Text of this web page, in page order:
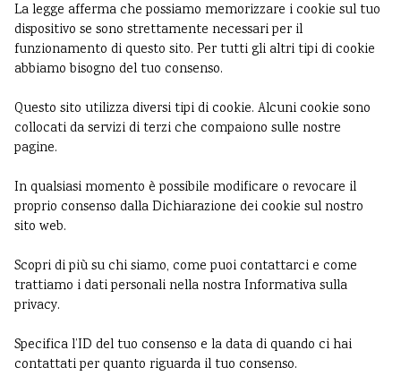
La legge afferma che possiamo memorizzare i cookie sul tuo
dispositivo se sono strettamente necessari per il
funzionamento di questo sito. Per tutti gli altri tipi di cookie
abbiamo bisogno del tuo consenso.
Questo sito utilizza diversi tipi di cookie. Alcuni cookie sono
collocati da servizi di terzi che compaiono sulle nostre
pagine.
In qualsiasi momento è possibile modificare o revocare il
proprio consenso dalla Dichiarazione dei cookie sul nostro
sito web.
Scopri di più su chi siamo, come puoi contattarci e come
trattiamo i dati personali nella nostra Informativa sulla
privacy.
Specifica l’ID del tuo consenso e la data di quando ci hai
contattati per quanto riguarda il tuo consenso.